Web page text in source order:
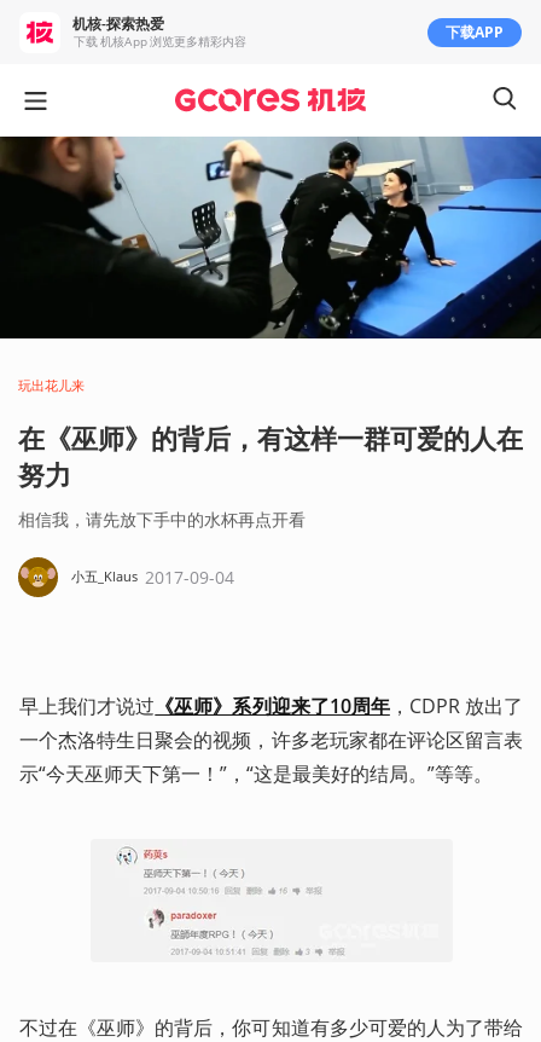
玩出花儿来
在《巫师》的背后，有这样一群可爱的人在
努力
相信我，请先放下手中的水杯再点开看
小五_Klaus 2017-09-04
早上我们才说过 《巫师》系列迎来了10周年，CDPR 放出了
一个杰洛特生日聚会的视频，许多老玩家都在评论区留言表
示“今天巫师天下第一！”，“这是最美好的结局。”等等。
不过在《巫师》的背后，你可知道有多少可爱的人为了带给
机核-探索热爱
下载 机核App 浏览更多精彩内容 下载APP